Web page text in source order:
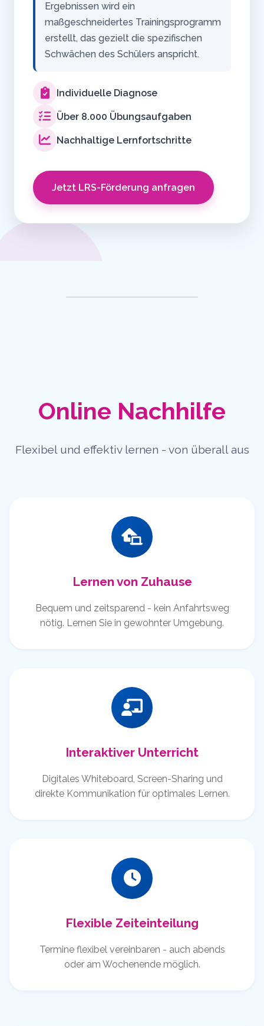
Ergebnissen wird ein
maßgeschneidertes Trainingsprogramm
erstellt, das gezielt die spezifischen
Schwächen des Schülers anspricht.
Individuelle Diagnose
Über 8.000 Übungsaufgaben
Nachhaltige Lernfortschritte
Jetzt LRS-Förderung anfragen
Online Nachhilfe
Flexibel und effektiv lernen - von überall aus
Lernen von Zuhause
Bequem und zeitsparend - kein Anfahrtsweg
nötig. Lernen Sie in gewohnter Umgebung.
Interaktiver Unterricht
Digitales Whiteboard, Screen-Sharing und
direkte Kommunikation für optimales Lernen.
Flexible Zeiteinteilung
Termine flexibel vereinbaren - auch abends
oder am Wochenende möglich.